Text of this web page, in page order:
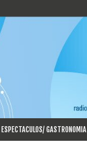
ESPECTACULOS/ GASTRONOMIA